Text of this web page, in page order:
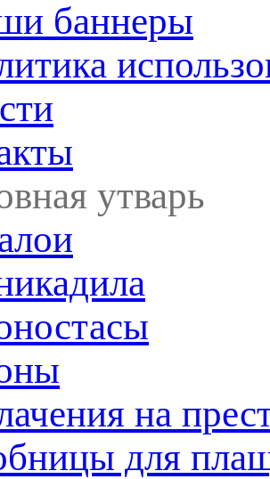
баннеры
утварь
на
для